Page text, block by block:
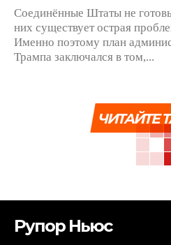
Соединённые Штаты не
них существует острая
Именно поэтому план
Трампа заключался в том,...
ЧИТАЙТЕ
Рупор Ньюс